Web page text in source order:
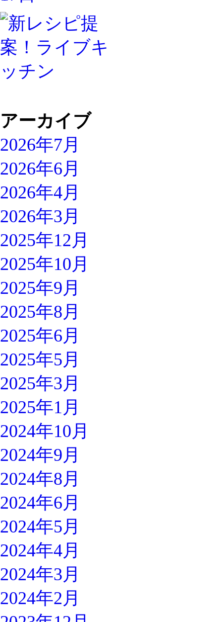
アーカイブ
2026年7月
2026年6月
2026年4月
2026年3月
2025年12月
2025年10月
2025年9月
2025年8月
2025年6月
2025年5月
2025年3月
2025年1月
2024年10月
2024年9月
2024年8月
2024年6月
2024年5月
2024年4月
2024年3月
2024年2月